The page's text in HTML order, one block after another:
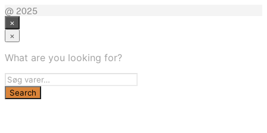
@ 2025
×
×
What are you looking for?